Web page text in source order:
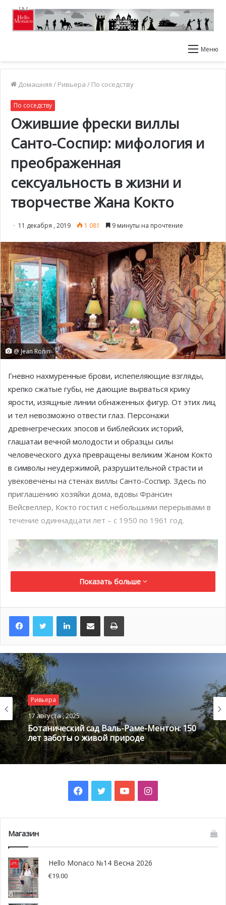
Меню
Домашняя / Ривьера / По соседству
По соседству
Ожившие фрески виллы
Санто-Соспир: мифология и
преображенная
сексуальность в жизни и
творчестве Жана Кокто
11 декабря , 2019 1 081 9 минуты на прочтение
@ Jean Ronin
Гневно нахмуренные брови, испепеляющие взгляды,
крепко сжатые губы, не дающие вырваться крику
ярости, изящные линии обнаженных фигур. От этих лиц
и тел невозможно отвести глаз. Персонажи
древнегреческих эпосов и библейских историй,
глашатаи вечной молодости и образцы силы
человеческого духа превращены великим Жаном Кокто
в символы неудержимой, разрушительной страсти и
увековечены на стенах виллы Санто-Соспир. Здесь по
приглашению хозяйки дома, вдовы Франсин
Вейсвеллер, Кокто гостил с небольшими перерывами в
течение одиннадцати лет – с 1950 по 1961 год.
@ Jean Ronin
«Удиви нас!»
Франсин рассталась с мужем задолго до его смерти,
Вилла Санта-Соспир была подарком для Франсин: так
Алек исполнил свое обещание купить ей «домик
горы Лазурного берега с огоньками домов, а по
комнатам, перепачканный красками, бродит Жан Кокто…
Показать больше
LinkedInПоделиться по электронной почте Распечатать
Ривьера
17 августа , 2025
Ботанический сад Валь-Раме-Ментон: 150
лет заботы о живой природе
Facebook
TwitterYouTubeInstagram
Магазин
Hello Monaco №14 Весна 2026
€19.00